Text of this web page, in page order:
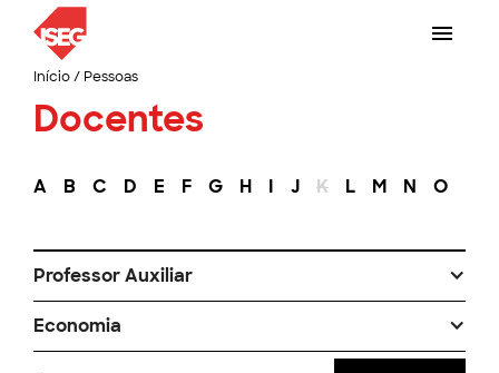
Início/ Pessoas
Docentes
A B C D E F G H I J K L M N O
Professor Auxiliar
Economia